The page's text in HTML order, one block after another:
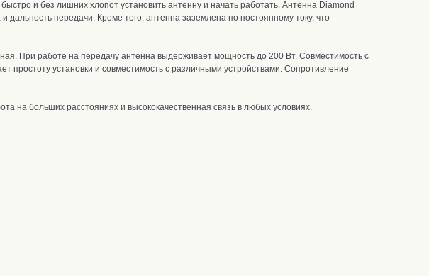
и без лишних хлопот установить антенну и начать работать. Антенна Diamond
дальность передачи. Кроме того, антенна заземлена по постоянному току, что
При работе на передачу антенна выдерживает мощность до 200 Вт. Совместимость с
простоту установки и совместимость с различными устройствами. Сопротивление
на больших расстояниях и высококачественная связь в любых условиях.